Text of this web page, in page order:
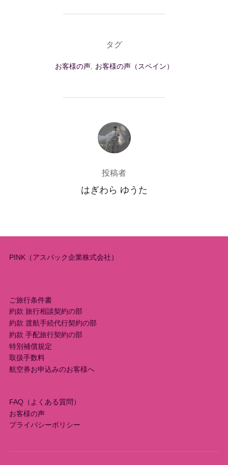
タグ
お客様の声, お客様の声（スペイン）
投稿者
投稿者
はぎわら ゆうた
PINK（アスパック企業株式会社）
ご旅行条件書
約款 旅行相談契約の部
約款 渡航手続代行契約の部
約款 手配旅行契約の部
特別補償規定
取扱手数料
航空券お申込みのお客様へ
FAQ（よくある質問）
お客様の声
プライバシーポリシー